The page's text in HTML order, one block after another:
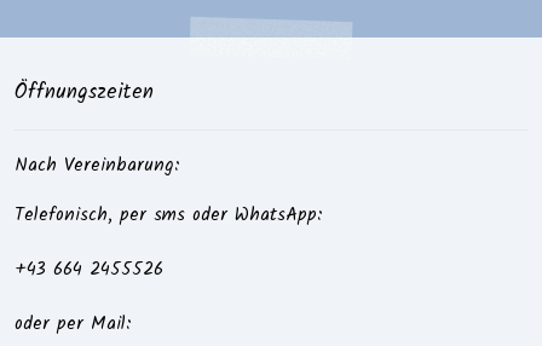
Öffnungszeiten
Nach Vereinbarung:
Telefonisch, per sms oder WhatsApp:
+43 664 2455526
oder per Mail: